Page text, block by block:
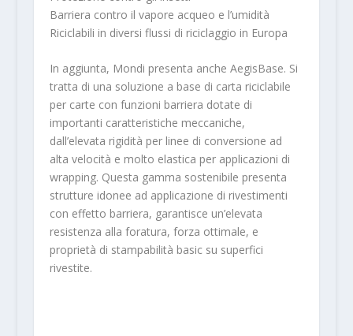
Barriera contro il vapore acqueo e l’umidità
Riciclabili in diversi flussi di riciclaggio in Europa
In aggiunta, Mondi presenta anche AegisBase. Si
tratta di una soluzione a base di carta riciclabile
per carte con funzioni barriera dotate di
importanti caratteristiche meccaniche,
dall’elevata rigidità per linee di conversione ad
alta velocità e molto elastica per applicazioni di
wrapping. Questa gamma sostenibile presenta
strutture idonee ad applicazione di rivestimenti
con effetto barriera, garantisce un’elevata
resistenza alla foratura, forza ottimale, e
proprietà di stampabilità basic su superfici
rivestite.